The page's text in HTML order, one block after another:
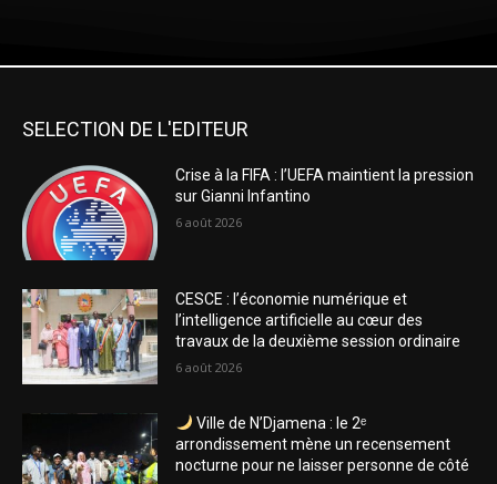
SELECTION DE L'EDITEUR
Crise à la FIFA : l’UEFA maintient la pression
sur Gianni Infantino
6 août 2026
CESCE : l’économie numérique et
l’intelligence artificielle au cœur des
travaux de la deuxième session ordinaire
6 août 2026
Ville de N’Djamena : le 2ᵉ
arrondissement mène un recensement
nocturne pour ne laisser personne de côté